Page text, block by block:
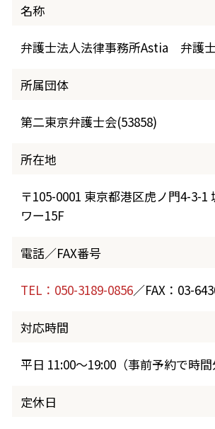
名称
弁護士法人法律事務所Astia 弁護
所属団体
第二東京弁護士会(53858)
所在地
〒105-0001 東京都港区虎ノ門4-3-1
ワー15F
電話／FAX番号
TEL：050-3189-0856／FAX：03-
対応時間
平日 11:00～19:00（事前予約で時間
定休日